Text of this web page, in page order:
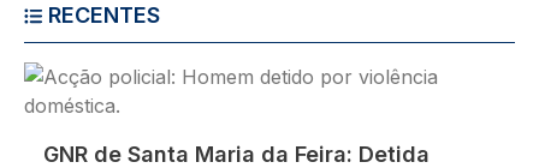
RECENTES
Imagem
GNR de Santa Maria da Feira: Detida